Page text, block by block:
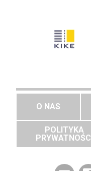
O NAS
POLITYKA
PRYWATNOŚCI